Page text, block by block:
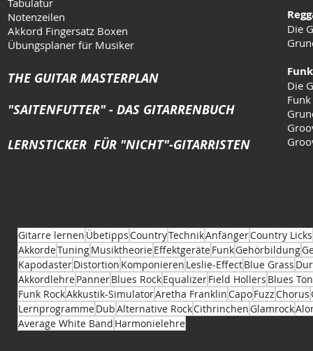
Notenzeilen
Akkord Fingersatz Boxen
Übungsplaner für Musiker
THE GUITAR MASTERPLAN
"SAITENFUTTER" - DAS GITARRENBUCH
LERNSTICKER FÜR "NICHT"-GITARRISTEN
Die
Die
Gitarre lernen ÜbetippsCountryTechnikAnfängerCountry Licks
AkkordeTuningMusiktheorieEffektgeräteFunkGehörbildung
KapodasterDistortion Komponieren Leslie-EffectBlue Grass
AkkordlehrePannerBlues RockEqualizerField Hollers Blues
Funk RockAkkustik-SimulatorAretha FranklinCapoFuzzChorus
LernprogrammeDubAlternative RockCithrinchenGlamrock
Average White Band Harmonielehre